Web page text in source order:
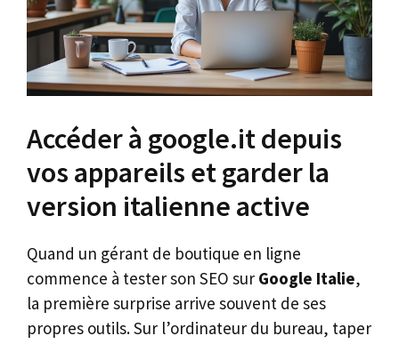
Accéder à google.it depuis
vos appareils et garder la
version italienne active
Quand un gérant de boutique en ligne
commence à tester son SEO sur Google Italie,
la première surprise arrive souvent de ses
propres outils. Sur l’ordinateur du bureau, taper